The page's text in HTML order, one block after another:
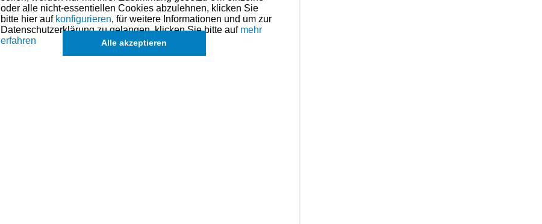
oder alle nicht-essentiellen Cookies abzulehnen, klicken Sie
bitte hier auf konfigurieren, für weitere Informationen und um zur
Datenschutzerklärung zu gelangen, klicken Sie bitte auf mehr
erfahren
Alle akzeptieren